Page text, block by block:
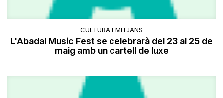
CULTURA I MITJANS
L'Abadal Music Fest se celebrarà del 23 al 25 de
maig amb un cartell de luxe